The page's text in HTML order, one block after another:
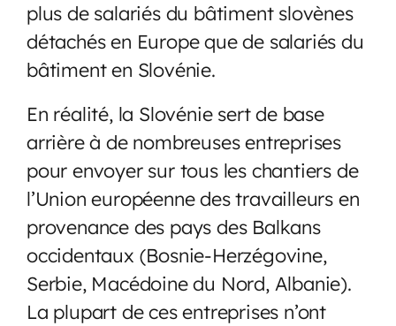
plus de salariés du bâtiment slovènes
détachés en Europe que de salariés du
bâtiment en Slovénie.
En réalité, la Slovénie sert de base
arrière à de nombreuses entreprises
pour envoyer sur tous les chantiers de
l’Union européenne des travailleurs en
provenance des pays des Balkans
occidentaux (Bosnie-Herzégovine,
Serbie, Macédoine du Nord, Albanie).
La plupart de ces entreprises n’ont